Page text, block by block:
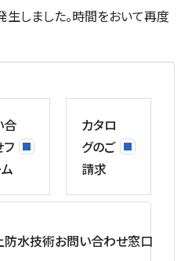
生しました。時間をおいて再度
合
カタロ
グのご
請求
防水技術お問い合わせ窓口